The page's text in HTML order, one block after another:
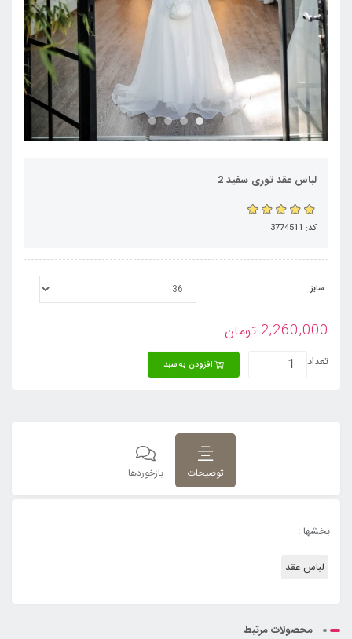
لباس عقد توری سفید 2
کد: 3774511
سایز
2,260,000 تومان
تعداد افزودن به سبد
توضیحات بازخوردها
بخشها :
لباس عقد
محصولات مرتبط